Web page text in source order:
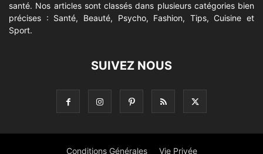
santé. Nos articles sont classés dans plusieurs catégories bien
précises : Santé, Beauté, Psycho, Fashion, Tips, Cuisine et
Sport.
SUIVEZ NOUS
Conditions Générales Vie Privée